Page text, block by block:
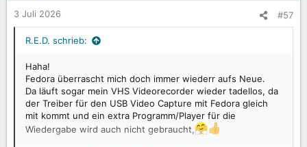
n
3 Juli 2026 #57
R.E.D. schrieb:
Haha!
Fedora überrascht mich doch immer wiederr aufs Neue.
Da läuft sogar mein VHS Videorecorder wieder tadellos, da
der Treiber für den USB Video Capture mit Fedora gleich
mit kommt und ein extra Programm/Player für die
Wiedergabe wird auch nicht gebraucht,